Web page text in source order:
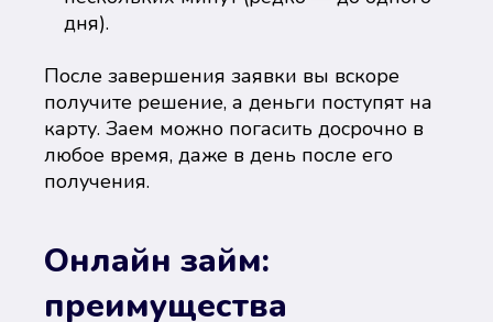
дня).
После завершения заявки вы вскоре
получите решение, а деньги поступят на
карту. Заем можно погасить досрочно в
любое время, даже в день после его
получения.
Онлайн займ:
преимущества